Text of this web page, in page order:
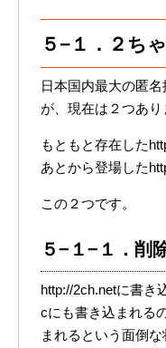
５−１．２ち
日本国内最大の匿
が、現在は２つあり
もともと存在した
あとから登場した
この２つです。
５−１−１．削
http://2ch.netに書き
cにも書き込まれる
まれるという面倒な